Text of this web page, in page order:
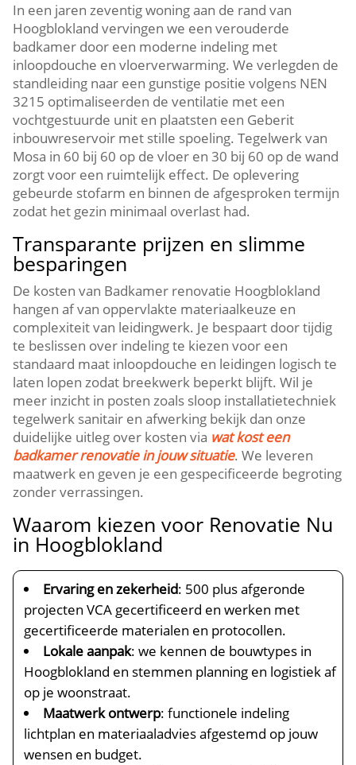
In een jaren zeventig woning aan de rand van
Hoogblokland vervingen we een verouderde
badkamer door een moderne indeling met
inloopdouche en vloerverwarming.​ We verlegden de
standleiding naar een gunstige positie volgens NEN
3215 optimaliseerden de ventilatie met een
vochtgestuurde unit en plaatsten een Geberit
inbouwreservoir met stille spoeling.​ Tegelwerk van
Mosa in 60 bij 60 op de vloer en 30 bij 60 op de wand
zorgt voor een ruimtelijk effect.​ De oplevering
gebeurde stofarm en binnen de afgesproken termijn
zodat het gezin minimaal overlast had.​
Transparante prijzen en slimme
besparingen
De kosten van Badkamer renovatie Hoogblokland
hangen af van oppervlakte materiaalkeuze en
complexiteit van leidingwerk.​ Je bespaart door tijdig
te beslissen over indeling te kiezen voor een
standaard maat inloopdouche en leidingen logisch te
laten lopen zodat breekwerk beperkt blijft.​ Wil je
meer inzicht in posten zoals sloop installatietechniek
tegelwerk sanitair en afwerking bekijk dan onze
duidelijke uitleg over kosten via wat kost een
badkamer renovatie in jouw situatie.​ We leveren
maatwerk en geven je een gespecificeerde begroting
zonder verrassingen.​
Waarom kiezen voor Renovatie Nu
in Hoogblokland
Ervaring en zekerheid: 500 plus afgeronde
projecten VCA gecertificeerd en werken met
gecertificeerde materialen en protocollen.​
Lokale aanpak: we kennen de bouwtypes in
Hoogblokland en stemmen planning en logistiek af
op je woonstraat.​
Maatwerk ontwerp: functionele indeling
lichtplan en materiaaladvies afgestemd op jouw
wensen en budget.​